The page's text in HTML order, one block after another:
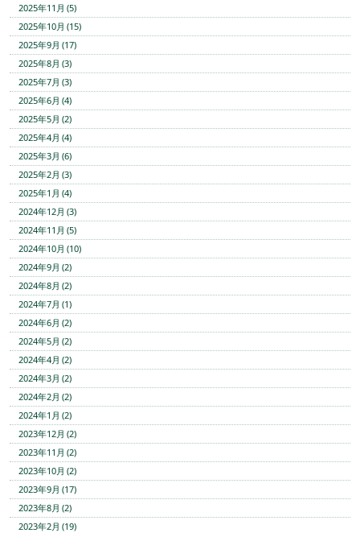
2025年11月 (5)
2025年10月 (15)
2025年9月 (17)
2025年8月 (3)
2025年7月 (3)
2025年6月 (4)
2025年5月 (2)
2025年4月 (4)
2025年3月 (6)
2025年2月 (3)
2025年1月 (4)
2024年12月 (3)
2024年11月 (5)
2024年10月 (10)
2024年9月 (2)
2024年8月 (2)
2024年7月 (1)
2024年6月 (2)
2024年5月 (2)
2024年4月 (2)
2024年3月 (2)
2024年2月 (2)
2024年1月 (2)
2023年12月 (2)
2023年11月 (2)
2023年10月 (2)
2023年9月 (17)
2023年8月 (2)
2023年2月 (19)